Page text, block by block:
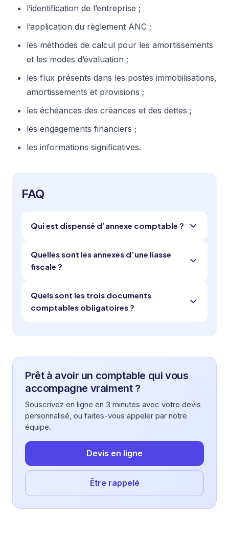
l’identification de l’entreprise ;
l’application du règlement ANC ;
les méthodes de calcul pour les amortissements
et les modes d’évaluation ;
les flux présents dans les postes immobilisations,
amortissements et provisions ;
les échéances des créances et des dettes ;
les engagements financiers ;
les informations significatives.
FAQ
Qui est dispensé d’annexe comptable ?
Quelles sont les annexes d’une liasse
fiscale ?
Quels sont les trois documents
comptables obligatoires ?
Prêt à avoir un comptable qui vous
accompagne vraiment ?
Souscrivez en ligne en 3 minutes avec votre devis
personnalisé, ou faites-vous appeler par notre
équipe.
Devis en ligne
Être rappelé